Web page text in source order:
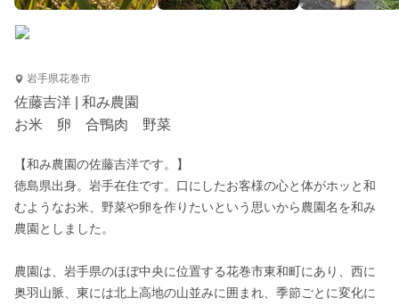
岩手県花巻市
佐藤吉洋 | 和み農園
お米 卵 合鴨肉 野菜
【和み農園の佐藤吉洋です。】
徳島県出身。岩手在住です。口にしたお客様の心と体がホッと和
むようなお米、野菜や卵を作りたいという思いから農園名を和み
農園としました。
農園は、岩手県のほぼ中央に位置する花巻市東和町にあり、西に
奥羽山脈、東には北上高地の山並みに囲まれ、季節ごとに変化に